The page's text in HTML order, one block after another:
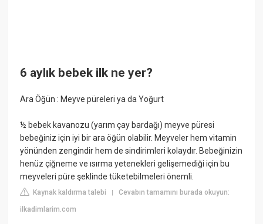
6 aylık bebek ilk ne yer?
Ara Öğün : Meyve püreleri ya da Yoğurt
½ bebek kavanozu (yarım çay bardağı) meyve püresi
bebeğiniz için iyi bir ara öğün olabilir. Meyveler hem vitamin
yönünden zengindir hem de sindirimleri kolaydır. Bebeğinizin
henüz çiğneme ve ısırma yetenekleri gelişemediği için bu
meyveleri püre şeklinde tüketebilmeleri önemli.
Kaynak kaldırma talebi |Cevabın tamamını burada okuyun:
ilkadimlarim.com